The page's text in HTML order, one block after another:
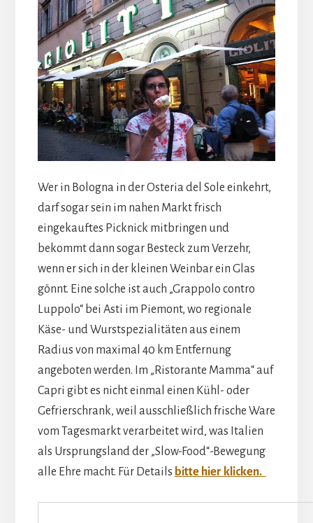
Wer in Bologna in der Osteria del Sole einkehrt,
darf sogar sein im nahen Markt frisch
eingekauftes Picknick mitbringen und
bekommt dann sogar Besteck zum Verzehr,
wenn er sich in der kleinen Weinbar ein Glas
gönnt. Eine solche ist auch „Grappolo contro
Luppolo“ bei Asti im Piemont, wo regionale
Käse- und Wurstspezialitäten aus einem
Radius von maximal 40 km Entfernung
angeboten werden. Im „Ristorante Mamma“ auf
Capri gibt es nicht einmal einen Kühl- oder
Gefrierschrank, weil ausschließlich frische Ware
vom Tagesmarkt verarbeitet wird, was Italien
als Ursprungsland der „Slow-Food“-Bewegung
alle Ehre macht. Für Details bitte hier klicken.